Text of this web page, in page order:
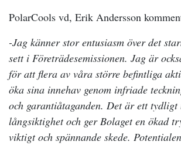
PolarCools vd, Erik Andersson
-Jag känner stor entusiasm över det
sett i Företrädesemissionen. Jag är
för att flera av våra större befintliga
öka sina innehav genom infriade
och garantiåtaganden. Det är ett
långsiktighet och ger Bolaget en ökad
viktigt och spännande skede.